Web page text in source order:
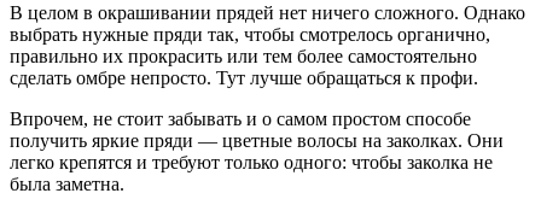
В целом в окрашивании прядей нет ничего сложного. Однако
выбрать нужные пряди так, чтобы смотрелось органично,
правильно их прокрасить или тем более самостоятельно
сделать омбре непросто. Тут лучше обращаться к профи.
Впрочем, не стоит забывать и о самом простом способе
получить яркие пряди — цветные волосы на заколках. Они
легко крепятся и требуют только одного: чтобы заколка не
была заметна.